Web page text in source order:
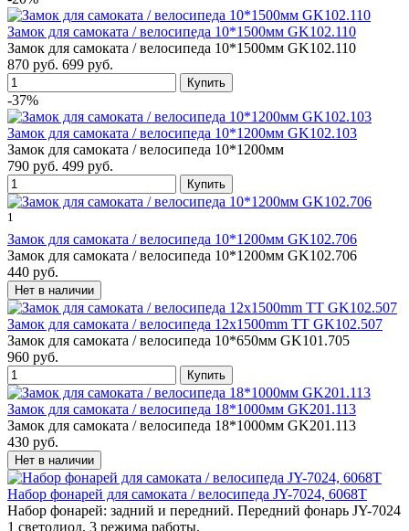
Замок для самоката / велосипеда 10*1500мм GK102.110
Замок для самоката / велосипеда 10*1500мм GK102.110
870 руб. 699 руб.
-37%
Замок для самоката / велосипеда 10*1200мм GK102.103
Замок для самоката / велосипеда 10*1200мм
790 руб. 499 руб.
1
Замок для самоката / велосипеда 10*1200мм GK102.706
Замок для самоката / велосипеда 10*1200мм GK102.706
440 руб.
Замок для самоката / велосипеда 12х1500mm TT GK102.507
Замок для самоката / велосипеда 10*650мм GK101.705
960 руб.
Замок для самоката / велосипеда 18*1000мм GK201.113
Замок для самоката / велосипеда 18*1000мм GK201.113
430 руб.
Набор фонарей для самоката / велосипеда JY-7024, 6068T
Набор фонарей: задний и передний. Передний фонарь JY-7024
1 светодиод, 3 режима работы,